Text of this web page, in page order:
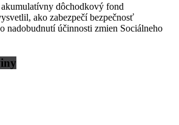
dôchodkový fond
ako zabezpečí bezpečnosť
nadobudnutí účinnosti zmien Sociálneho